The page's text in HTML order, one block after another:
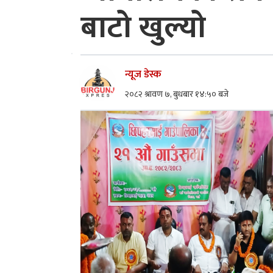
बाटो खुल्यो
न्यूज डेस्क
२०८२ श्रावण ७, बुधबार १४:५० बजे